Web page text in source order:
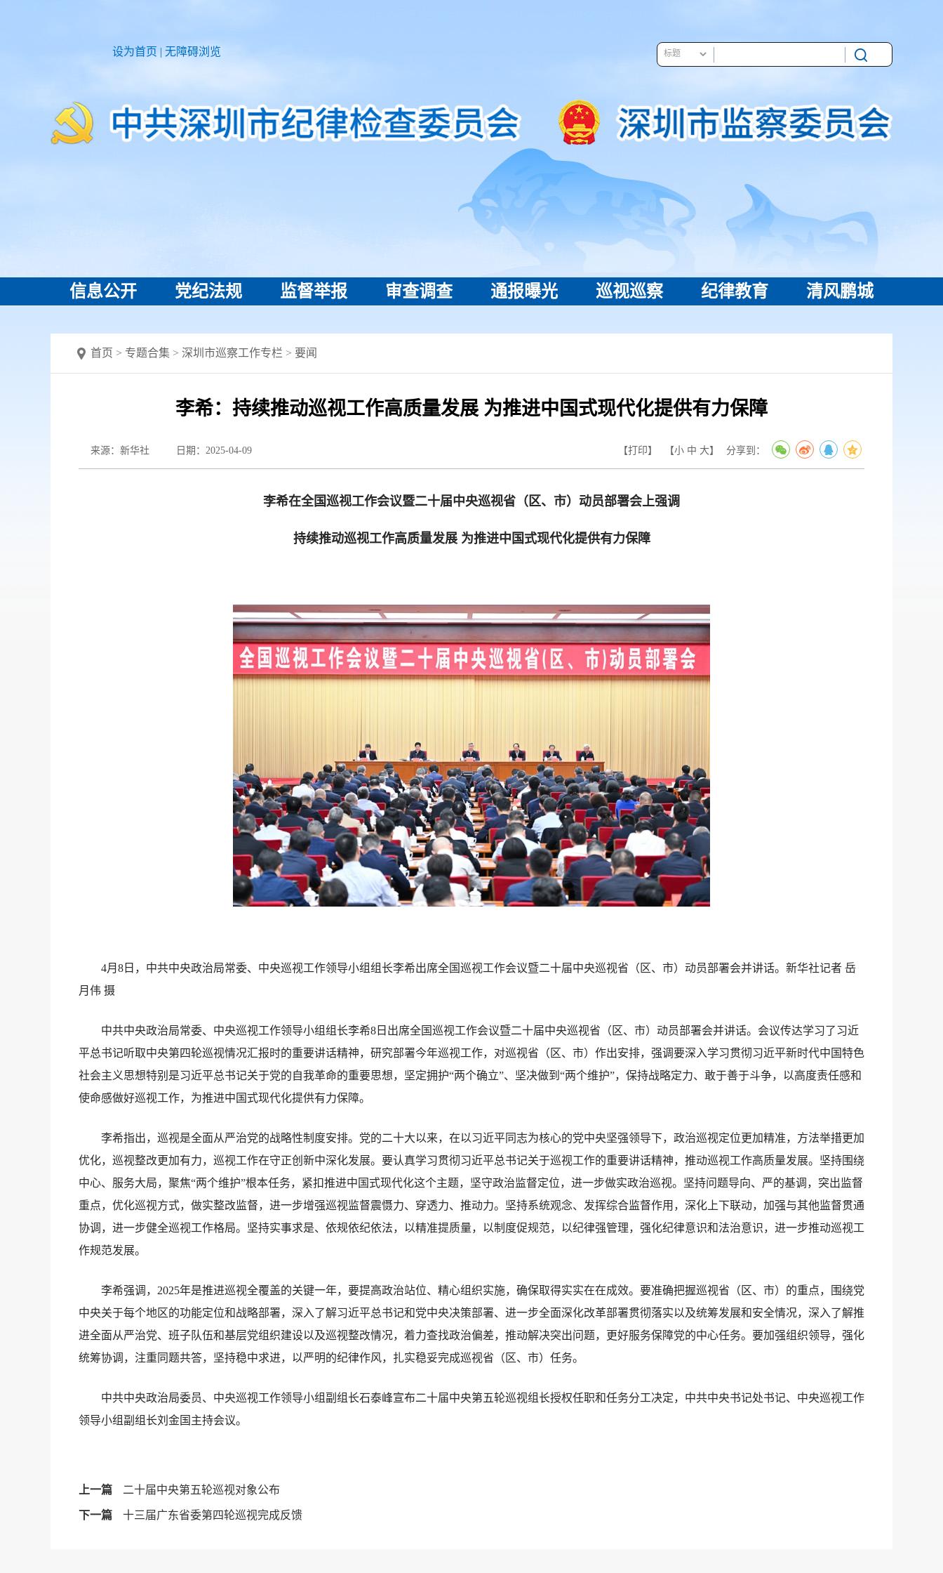
设为首页 | 无障碍浏览
信息公开 党纪法规 监督举报 审查调查 通报曝光 巡视巡察 纪律教育 清风鹏城
首页 > 专题合集 > 深圳市巡察工作专栏 > 要闻
李希：持续推动巡视工作高质量发展 为推进中国式现代化提供有力保障
来源：新华社 日期：2025-04-09 【打印】 【小 中 大】 分享到：
李希在全国巡视工作会议暨二十届中央巡视省（区、市）动员部署会上强调
持续推动巡视工作高质量发展 为推进中国式现代化提供有力保障
4月8日，中共中央政治局常委、中央巡视工作领导小组组长李希出席全国巡视工作会议暨二十届中央巡视省（区、市）动员部署会并讲话。新华社记者 岳
月伟 摄
中共中央政治局常委、中央巡视工作领导小组组长李希8日出席全国巡视工作会议暨二十届中央巡视省（区、市）动员部署会并讲话。会议传达学习了习近
平总书记听取中央第四轮巡视情况汇报时的重要讲话精神，研究部署今年巡视工作，对巡视省（区、市）作出安排，强调要深入学习贯彻习近平新时代中国特色
社会主义思想特别是习近平总书记关于党的自我革命的重要思想，坚定拥护“两个确立”、坚决做到“两个维护”，保持战略定力、敢于善于斗争，以高度责任感和
使命感做好巡视工作，为推进中国式现代化提供有力保障。
李希指出，巡视是全面从严治党的战略性制度安排。党的二十大以来，在以习近平同志为核心的党中央坚强领导下，政治巡视定位更加精准，方法举措更加
优化，巡视整改更加有力，巡视工作在守正创新中深化发展。要认真学习贯彻习近平总书记关于巡视工作的重要讲话精神，推动巡视工作高质量发展。坚持围绕
中心、服务大局，聚焦“两个维护”根本任务，紧扣推进中国式现代化这个主题，坚守政治监督定位，进一步做实政治巡视。坚持问题导向、严的基调，突出监督
重点，优化巡视方式，做实整改监督，进一步增强巡视监督震慑力、穿透力、推动力。坚持系统观念、发挥综合监督作用，深化上下联动，加强与其他监督贯通
协调，进一步健全巡视工作格局。坚持实事求是、依规依纪依法，以精准提质量，以制度促规范，以纪律强管理，强化纪律意识和法治意识，进一步推动巡视工
作规范发展。
李希强调，2025年是推进巡视全覆盖的关键一年，要提高政治站位、精心组织实施，确保取得实实在在成效。要准确把握巡视省（区、市）的重点，围绕党
中央关于每个地区的功能定位和战略部署，深入了解习近平总书记和党中央决策部署、进一步全面深化改革部署贯彻落实以及统筹发展和安全情况，深入了解推
进全面从严治党、班子队伍和基层党组织建设以及巡视整改情况，着力查找政治偏差，推动解决突出问题，更好服务保障党的中心任务。要加强组织领导，强化
统筹协调，注重同题共答，坚持稳中求进，以严明的纪律作风，扎实稳妥完成巡视省（区、市）任务。
中共中央政治局委员、中央巡视工作领导小组副组长石泰峰宣布二十届中央第五轮巡视组长授权任职和任务分工决定，中共中央书记处书记、中央巡视工作
领导小组副组长刘金国主持会议。
上一篇 二十届中央第五轮巡视对象公布
下一篇 十三届广东省委第四轮巡视完成反馈